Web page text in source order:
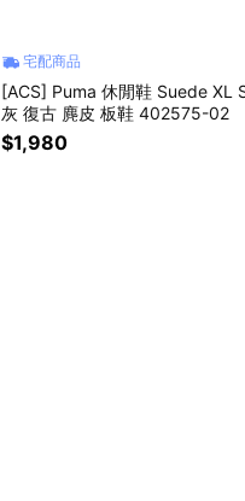
宅配商品
[ACS] Puma 休閒鞋 Suede XL
灰 復古 麂皮 板鞋 402575-02
$1,980